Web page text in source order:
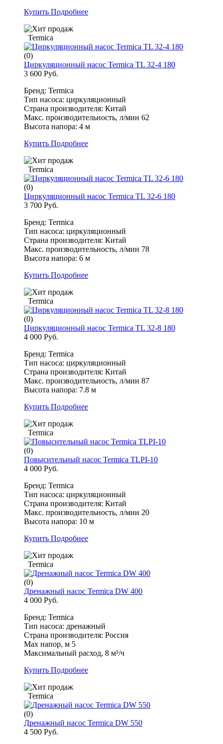
Купить Подробнее
Termica
(0)
Циркуляционный насос Termica TL 32-4 180
3 600 Руб.
Бренд: Termica
Тип насоса: циркуляционный
Страна производителя: Китай
Макс. производительность, л/мин 62
Высота напора: 4 м
Купить Подробнее
Termica
(0)
Циркуляционный насос Termica TL 32-6 180
3 700 Руб.
Бренд: Termica
Тип насоса: циркуляционный
Страна производителя: Китай
Макс. производительность, л/мин 78
Высота напора: 6 м
Купить Подробнее
Termica
(0)
Циркуляционный насос Termica TL 32-8 180
4 000 Руб.
Бренд: Termica
Тип насоса: циркуляционный
Страна производителя: Китай
Макс. производительность, л/мин 87
Высота напора: 7.8 м
Купить Подробнее
Termica
(0)
Повысительный насос Termica TLPI-10
4 000 Руб.
Бренд: Termica
Тип насоса: циркуляционный
Страна производителя: Китай
Макс. производительность, л/мин 20
Высота напора: 10 м
Купить Подробнее
Termica
(0)
Дренажный насос Termica DW 400
4 000 Руб.
Бренд: Termica
Тип насоса: дренажный
Страна производителя: Россия
Max напор, м 5
Максимальный расход, 8 м³/ч
Купить Подробнее
Termica
(0)
Дренажный насос Termica DW 550
4 500 Руб.